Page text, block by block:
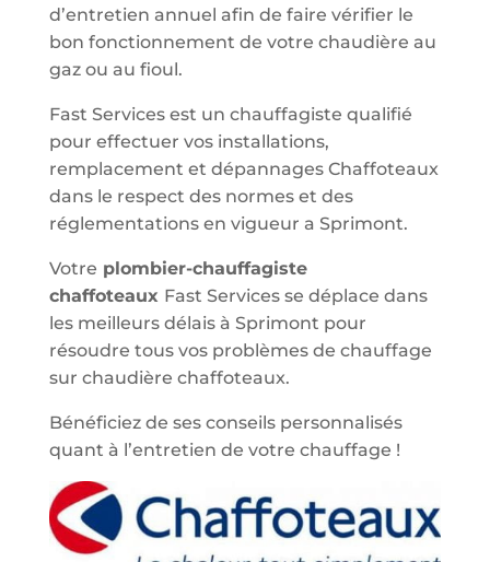
d’entretien annuel afin de faire vérifier le
bon fonctionnement de votre chaudière au
gaz ou au fioul.
Fast Services est un chauffagiste qualifié
pour effectuer vos installations,
remplacement et dépannages Chaffoteaux
dans le respect des normes et des
réglementations en vigueur a Sprimont.
Votre plombier-chauffagiste
chaffoteaux Fast Services se déplace dans
les meilleurs délais à Sprimont pour
résoudre tous vos problèmes de chauffage
sur chaudière chaffoteaux.
Bénéficiez de ses conseils personnalisés
quant à l’entretien de votre chauffage !